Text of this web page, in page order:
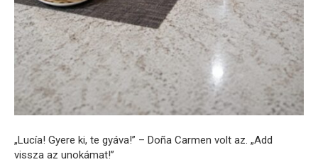
„Lucía! Gyere ki, te gyáva!” – Doña Carmen volt az. „Add
vissza az unokámat!”